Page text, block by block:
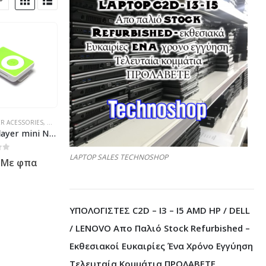
ΚΙΝΗΤΉΣ ΤΗΛΕΦΩΝΊΑΣ - ΗΛΕΚΤΡΟΝΙΚΆ
ΠΡΟΪΌΝΤΑ ΠΛΗΡΟΦΟΡΙΚΉΣ - ΚΙΝΗΤΉΣ ΤΗΛΕΦΩΝΊΑΣ - ΗΛΕΚΤΡΟΝΙΚΆ
ACESSORIES, MP3 PLAYERS,OTHER,ΠΡΟΪΌΝΤΑ ΠΛΗΡΟΦΟΡΙΚΉΣ - ΚΙΝΗΤΉΣ
Mp3 player mini No brand – 8010
Με φπα
LAPTOP SALES TECHNOSHOP
ΥΠΟΛΟΓΙΣΤΕΣ C2D – I3 – I5 AMD HP / DELL
/ LENOVO Απο Παλιό Stock Refurbished –
Εκθεσιακοί Ευκαιρίες Ένα Χρόνο Εγγύηση
Τελευταία Κομμάτια ΠΡΟΛΑΒΕΤΕ